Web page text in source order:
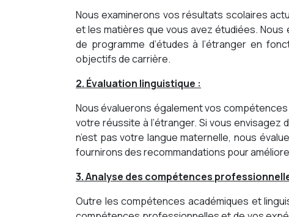
Nous examinerons vos résultats scolaires
et les matières que vous avez étudiées.
de programme d’études à l’étranger en
objectifs de carrière.
2. Évaluation linguistique :
Nous évaluerons également vos
votre réussite à l’étranger. Si vous envisagez
n’est pas votre langue maternelle, nous
fournirons des recommandations pour
3. Analyse des compétences
Outre les compétences académiques et